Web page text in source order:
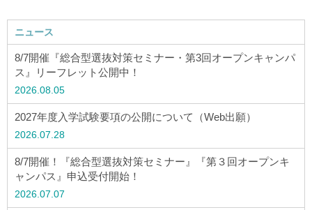
キャンパスライフ
就職・キャリア
ウェブマガジン
学費・奨学金
ニュース
8/7開催『総合型選抜対策セミナー・第3回オープンキャンパ
ス』リーフレット公開中！
2026.08.05
2027年度入学試験要項の公開について（Web出願）
2026.07.28
8/7開催！『総合型選抜対策セミナー』『第３回オープンキ
ャンパス』申込受付開始！
2026.07.07